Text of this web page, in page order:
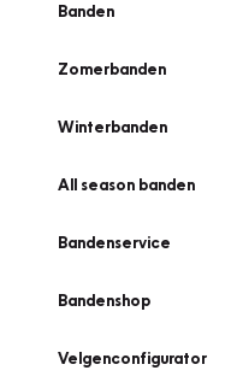
Banden
Zomerbanden
Winterbanden
All season banden
Bandenservice
Bandenshop
Velgenconfigurator